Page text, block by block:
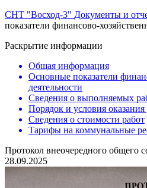
СНТ "Восход-3" Документы и
показатели финансово-
Раскрытие информации
Общая информация
Основные показатели
деятельности
Сведения о выполняемых
Порядок и условия оказания
Сведения о стоимости работ
Тарифы на коммунальные
Протокол внеочередного общего
28.09.2025